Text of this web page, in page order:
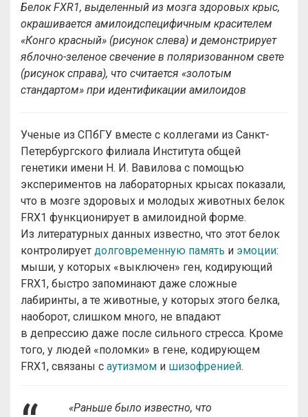
Белок FXR1, выделенный из мозга здоровых крыс,
окрашивается амилоидспецифичным красителем
«Конго красный» (рисунок слева) и демонстрирует
яблочно-зеленое свечение в поляризованном свете
(рисунок справа), что считается «золотым
стандартом» при идентификации амилоидов
Ученые из СПбГУ вместе с коллегами из Санкт-
Петербургского филиала Института общей
генетики имени Н. И. Вавилова с помощью
экспериментов на лабораторных крысах показали,
что в мозге здоровых и молодых животных белок
FRX1 функционирует в амилоидной форме.
Из литературных данных известно, что этот белок
контролирует долговременную память и эмоции:
мыши, у которых «выключен» ген, кодирующий
FRX1, быстро запоминают даже сложные
лабиринты, а те животные, у которых этого белка,
наоборот, слишком много, не впадают
в депрессию даже после сильного стресса. Кроме
того, у людей «поломки» в гене, кодирующем
FRX1, связаны с аутизмом и шизофренией.
«Раньше было известно, что